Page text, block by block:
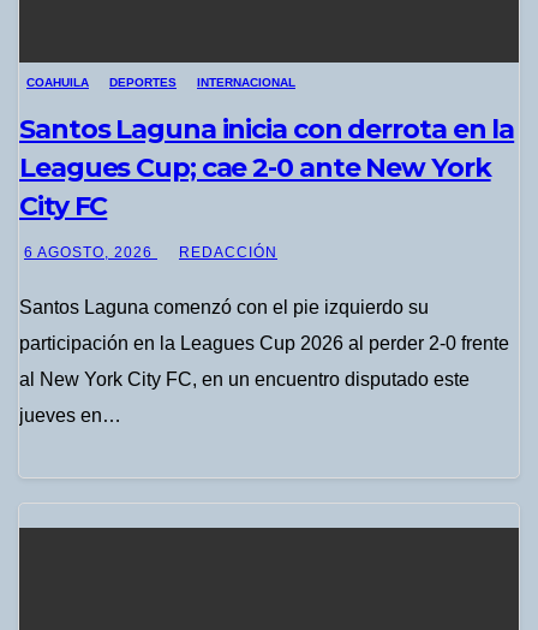
COAHUILA DEPORTES INTERNACIONAL
Santos Laguna inicia con derrota en la
Leagues Cup; cae 2-0 ante New York
City FC
6 AGOSTO, 2026 REDACCIÓN
Santos Laguna comenzó con el pie izquierdo su
participación en la Leagues Cup 2026 al perder 2-0 frente
al New York City FC, en un encuentro disputado este
jueves en…